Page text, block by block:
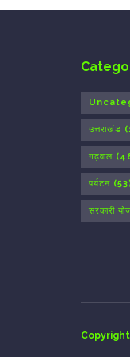
उत्तराखंड
गढ़वाल
पर्यटन
सरकारी
Copyright